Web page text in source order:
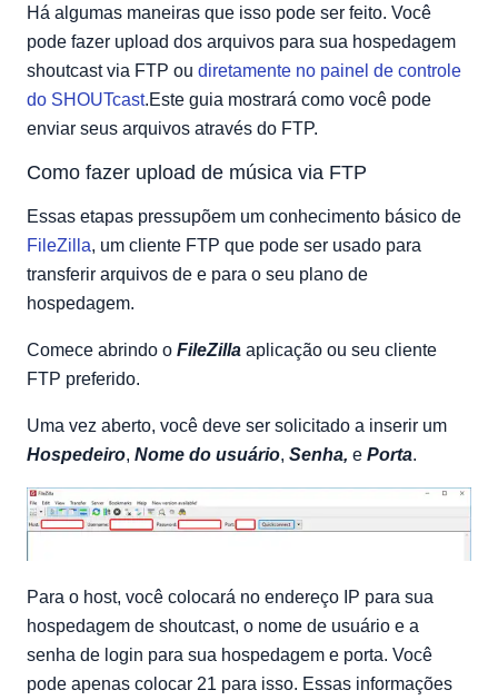
Há algumas maneiras que isso pode ser feito. Você
pode fazer upload dos arquivos para sua hospedagem
shoutcast via FTP ou diretamente no painel de controle
do SHOUTcast.Este guia mostrará como você pode
enviar seus arquivos através do FTP.
Como fazer upload de música via FTP
Essas etapas pressupõem um conhecimento básico de
FileZilla, um cliente FTP que pode ser usado para
transferir arquivos de e para o seu plano de
hospedagem.
Comece abrindo o FileZilla aplicação ou seu cliente
FTP preferido.
Uma vez aberto, você deve ser solicitado a inserir um
Hospedeiro, Nome do usuário, Senha, e Porta.
Para o host, você colocará no endereço IP para sua
hospedagem de shoutcast, o nome de usuário e a
senha de login para sua hospedagem e porta. Você
pode apenas colocar 21 para isso. Essas informações